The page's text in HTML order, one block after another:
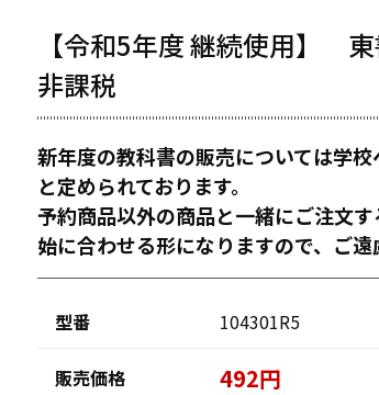
【令和5年度 継続使用
非課税
新年度の教科書の販売については学
と定められております。
予約商品以外の商品と一緒にご注文
始に合わせる形になりますので、ご
型番 104301R5
販売価格 492円